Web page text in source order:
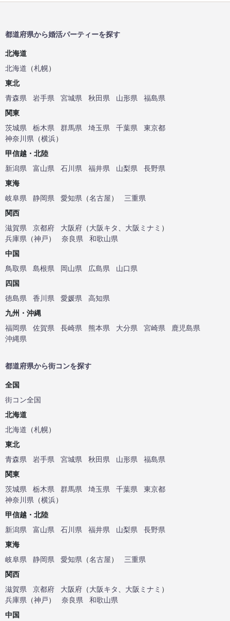
都道府県から婚活パーティーを探す
北海道
北海道 （札幌）
東北
青森県
岩手県 宮城県 秋田県 山形県
福島県
関東
茨城県
栃木県 群馬県 埼玉県 千葉県
東京都
神奈川県 （横浜）
甲信越・北陸
新潟県
富山県 石川県 福井県 山梨県
長野県
東海
岐阜県
静岡県 愛知県 （名古屋）
三重県
関西
滋賀県
京都府 大阪府 （大阪キタ 大阪ミナミ ）
兵庫県 （神戸） 奈良県
和歌山県
中国
鳥取県
島根県 岡山県 広島県
山口県
四国
徳島県
香川県 愛媛県
高知県
九州・沖縄
福岡県
佐賀県 長崎県 熊本県 大分県 宮崎県
鹿児島県
沖縄県
都道府県から街コンを探す
全国
街コン全国
北海道
北海道 （札幌）
東北
青森県
岩手県 宮城県 秋田県 山形県
福島県
関東
茨城県
栃木県 群馬県 埼玉県 千葉県
東京都
神奈川県 （横浜）
甲信越・北陸
新潟県
富山県 石川県 福井県 山梨県
長野県
東海
岐阜県
静岡県 愛知県 （名古屋）
三重県
関西
滋賀県
京都府 大阪府 （大阪キタ 大阪ミナミ ）
兵庫県 （神戸） 奈良県
和歌山県
中国